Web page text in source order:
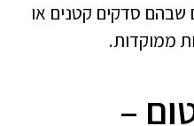
שבהם סדקים קטנים או
ממוקדות.
–